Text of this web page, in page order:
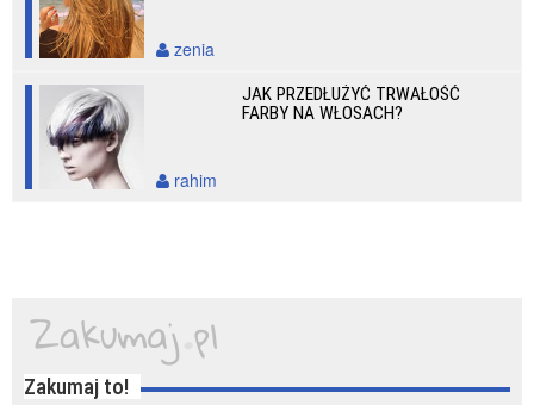
zenia
JAK PRZEDŁUŻYĆ TRWAŁOŚĆ
FARBY NA WŁOSACH?
rahim
Zakumaj to!